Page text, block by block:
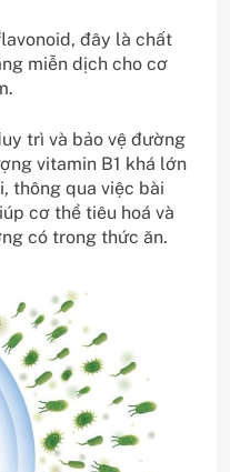
đây là chất
miễn dịch cho cơ
trì và bảo vệ đường
vitamin B1 khá lớn
thông qua việc bài
cơ thể tiêu hoá và
có trong thức ăn.